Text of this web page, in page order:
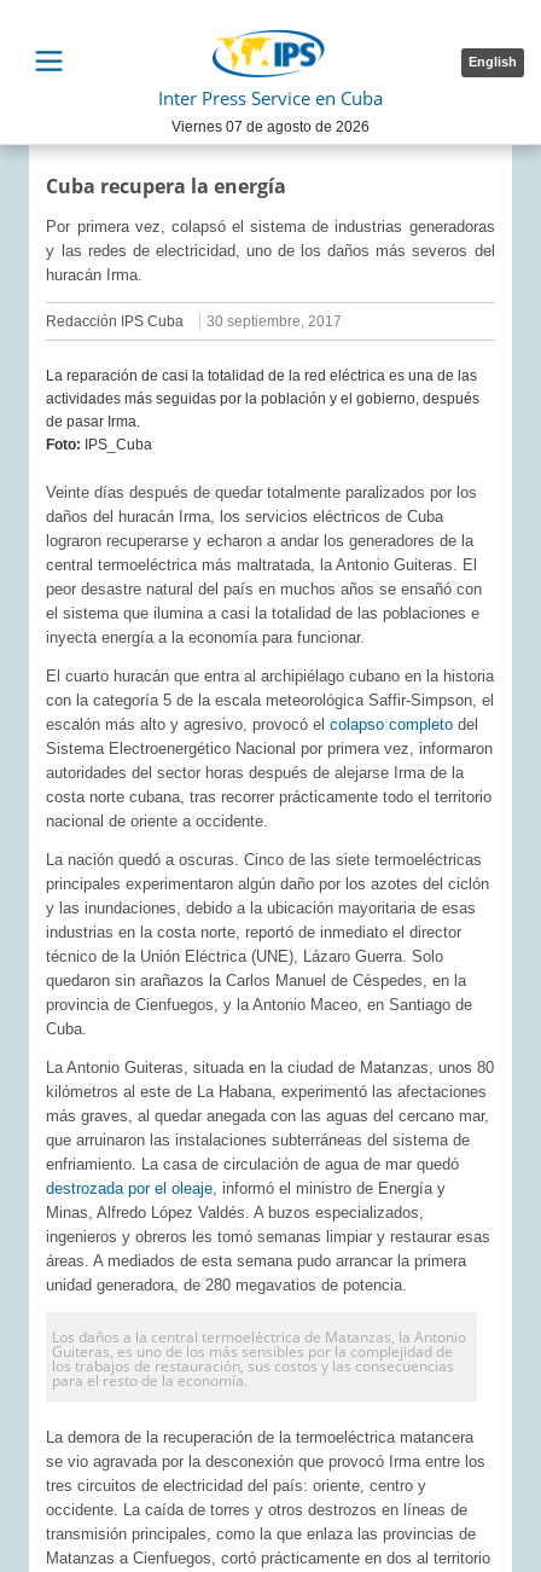
English
Inter Press Service en Cuba
Viernes 07 de agosto de 2026
Cuba recupera la energía
Por primera vez, colapsó el sistema de industrias generadoras
y las redes de electricidad, uno de los daños más severos del
huracán Irma.
Redacción IPS Cuba 30 septiembre, 2017
La reparación de casi la totalidad de la red eléctrica es una de las
actividades más seguidas por la población y el gobierno, después
de pasar Irma.
Foto:
IPS_Cuba
Veinte días después de quedar totalmente paralizados por los
daños del huracán Irma, los servicios eléctricos de Cuba
lograron recuperarse y echaron a andar los generadores de la
central termoeléctrica más maltratada, la Antonio Guiteras. El
peor desastre natural del país en muchos años se ensañó con
el sistema que ilumina a casi la totalidad de las poblaciones e
inyecta energía a la economía para funcionar.
El cuarto huracán que entra al archipiélago cubano en la historia
con la categoría 5 de la escala meteorológica Saffir-Simpson, el
escalón más alto y agresivo, provocó elcolapso completo del
Sistema Electroenergético Nacional por primera vez, informaron
autoridades del sector horas después de alejarse Irma de la
costa norte cubana, tras recorrer prácticamente todo el territorio
nacional de oriente a occidente.
La nación quedó a oscuras. Cinco de las siete termoeléctricas
principales experimentaron algún daño por los azotes del ciclón
y las inundaciones, debido a la ubicación mayoritaria de esas
industrias en la costa norte, reportó de inmediato el director
técnico de la Unión Eléctrica (UNE), Lázaro Guerra. Solo
quedaron sin arañazos la Carlos Manuel de Céspedes, en la
provincia de Cienfuegos, y la Antonio Maceo, en Santiago de
Cuba.
La Antonio Guiteras, situada en la ciudad de Matanzas, unos 80
kilómetros al este de La Habana, experimentó las afectaciones
más graves, al quedar anegada con las aguas del cercano mar,
que arruinaron las instalaciones subterráneas del sistema de
enfriamiento. La casa de circulación de agua de mar quedó
destrozada por el oleaje, informó el ministro de Energía y
Minas, Alfredo López Valdés. A buzos especializados,
ingenieros y obreros les tomó semanas limpiar y restaurar esas
áreas. A mediados de esta semana pudo arrancar la primera
unidad generadora, de 280 megavatios de potencia.
Los daños a la central termoeléctrica de Matanzas, la Antonio
Guiteras, es uno de los más sensibles por la complejidad de
los trabajos de restauración, sus costos y las consecuencias
para el resto de la economía.
La demora de la recuperación de la termoeléctrica matancera
se vio agravada por la desconexión que provocó Irma entre los
tres circuitos de electricidad del país: oriente, centro y
occidente. La caída de torres y otros destrozos en líneas de
transmisión principales, como la que enlaza las provincias de
Matanzas a Cienfuegos, cortó prácticamente en dos al territorio